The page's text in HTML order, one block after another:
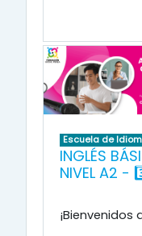
Escuela de
INGLÉS
NIVEL A2 -
¡Bienvenidos